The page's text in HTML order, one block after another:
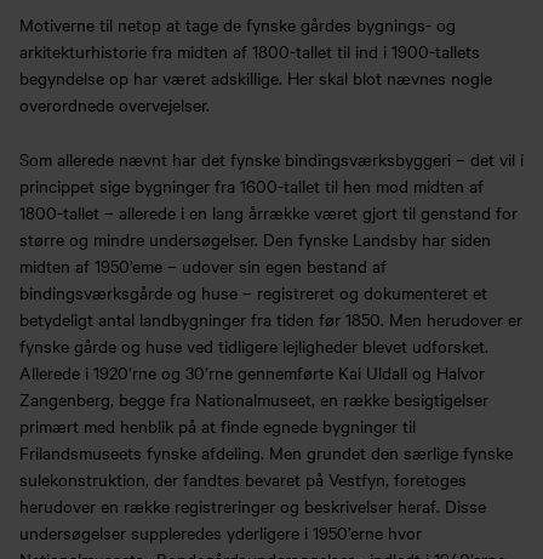
Motiverne til netop at tage de fynske gårdes bygnings- og
arkitekturhistorie fra midten af 1800-tallet til ind i 1900-tallets
begyndelse op har været adskillige. Her skal blot nævnes nogle
overordnede overvejelser.
Som allerede nævnt har det fynske bindingsværksbyggeri – det vil i
princippet sige bygninger fra 1600-tallet til hen mod midten af
1800-tallet – allerede i en lang årrække været gjort til genstand for
større og mindre undersøgelser. Den fynske Landsby har siden
midten af 1950’eme – udover sin egen bestand af
bindingsværksgårde og huse – registreret og dokumenteret et
betydeligt antal landbygninger fra tiden før 1850. Men herudover er
fynske gårde og huse ved tidligere lejligheder blevet udforsket.
Allerede i 1920’rne og 30’rne gennemførte Kai Uldall og Halvor
Zangenberg, begge fra Nationalmuseet, en række besigtigelser
primært med henblik på at finde egnede bygninger til
Frilandsmuseets fynske afdeling. Men grundet den særlige fynske
sulekonstruktion, der fandtes bevaret på Vestfyn, foretoges
herudover en række registreringer og beskrivelser heraf. Disse
undersøgelser suppleredes yderligere i 1950’erne hvor